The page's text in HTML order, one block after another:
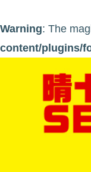
Warning: The
content/plugins/